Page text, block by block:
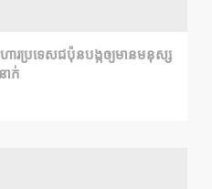
ារប្រទេសជប៉ុនបង្កឲ្យមានមនុស្ស
ាក់